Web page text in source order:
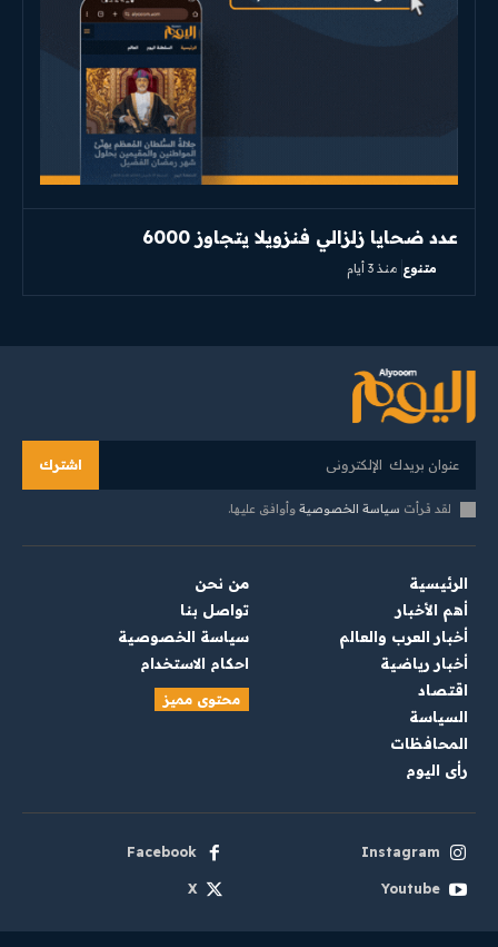
عدد ضحايا زلزالي فنزويلا يتجاوز 6000
متنوع منذ 3 أيام
اشترك
لقد قرأت سياسة الخصوصية وأوافق عليها.
الرئيسية
أهم الأخبار
أخبار العرب والعالم
أخبار رياضية
اقتصاد
السياسة
المحافظات
رأي اليوم
من نحن
تواصل بنا
سياسة الخصوصية
احكام الاستخدام
محتوى مميز
Facebook Instagram
X Youtube